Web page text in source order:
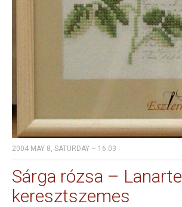
2004 MAY 8, SATURDAY – 16:03
Sárga rózsa – Lanarte
keresztszemes